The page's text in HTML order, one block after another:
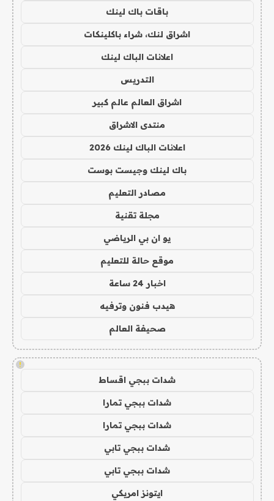
باقات باك لينك
اشراق لنك، شراء باكلينكات
اعلانات الباك لينك
التدريس
اشراق العالم عالم كبير
منتدى الاشراق
اعلانات الباك لينك 2026
باك لينك وجيست بوست
مصادر التعليم
مجلة تقنية
يو ان بي الرياضي
موقع حالة للتعليم
اخبار 24 ساعة
هيدب فنون وترفيه
صحيفة العالم
!
شدات ببجي اقساط
شدات ببجي تمارا
شدات ببجي تمارا
شدات ببجي تابي
شدات ببجي تابي
ايتونز امريكي